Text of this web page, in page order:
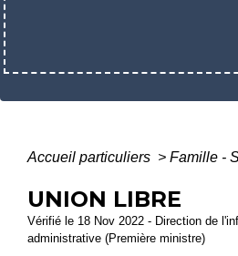
Accueil particuliers > Famille -
UNION LIBRE
Vérifié le 18 Nov 2022 - Direction de
administrative (Première ministre)